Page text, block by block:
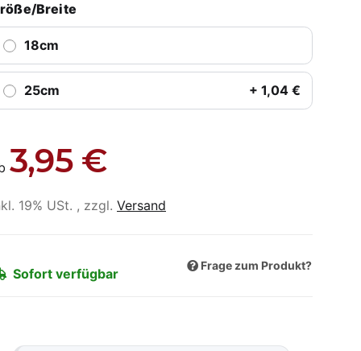
Breite
18cm
25cm + 1,04 €
3,95 €
19% USt. , zzgl. Versand
Sofort verfügbar Frage zum Produkt?